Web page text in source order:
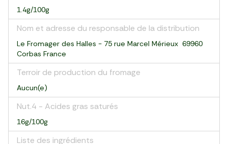
1.4g/100g
Nom et adresse du responsable de la distribution
Le Fromager des Halles - 75 rue Marcel Mérieux 69960
Corbas France
Terroir de production du fromage
Aucun(e)
Nut.4 - Acides gras saturés
16g/100g
Liste des ingrédients